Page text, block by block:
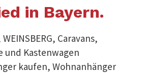
in Bayern.
Caravans,
und Kastenwagen
kaufen, Wohnanhänger